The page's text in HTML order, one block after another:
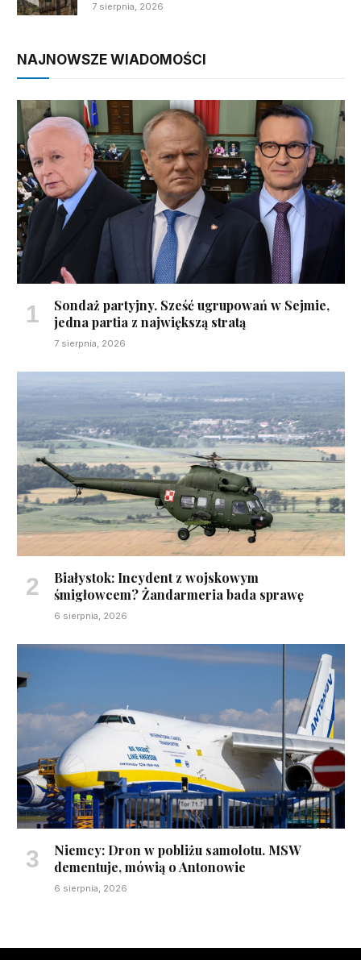
7 sierpnia, 2026
NAJNOWSZE WIADOMOŚCI
Sondaż partyjny. Sześć ugrupowań w Sejmie,
jedna partia z największą stratą
7 sierpnia, 2026
Białystok: Incydent z wojskowym
śmigłowcem? Żandarmeria bada sprawę
6 sierpnia, 2026
Niemcy: Dron w pobliżu samolotu. MSW
dementuje, mówią o Antonowie
6 sierpnia, 2026